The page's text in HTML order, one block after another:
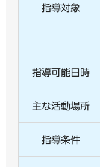
指導対象
指導可能日時
主な活動場所
指導条件